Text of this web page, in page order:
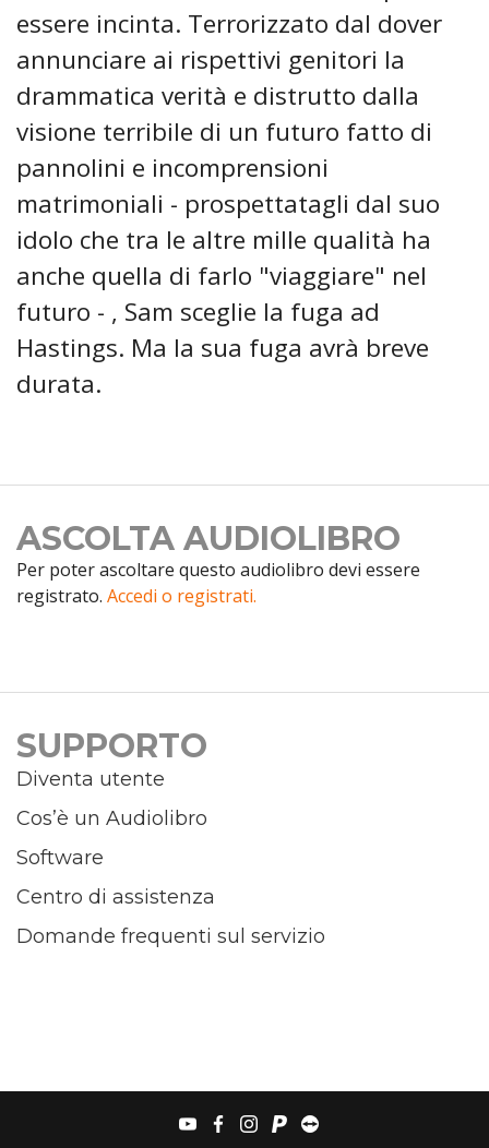
essere incinta. Terrorizzato dal dover
annunciare ai rispettivi genitori la
drammatica verità e distrutto dalla
visione terribile di un futuro fatto di
pannolini e incomprensioni
matrimoniali - prospettatagli dal suo
idolo che tra le altre mille qualità ha
anche quella di farlo "viaggiare" nel
futuro - , Sam sceglie la fuga ad
Hastings. Ma la sua fuga avrà breve
durata.
ASCOLTA AUDIOLIBRO
Per poter ascoltare questo audiolibro devi essere
registrato. Accedi o registrati.
SUPPORTO
Diventa utente
Cos’è un Audiolibro
Software
Centro di assistenza
Domande frequenti sul servizio
youtubefacebook
instagram
paypalteamviewer